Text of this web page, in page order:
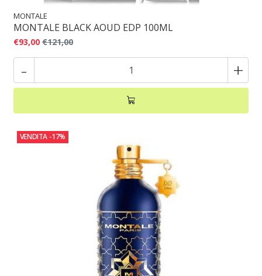
MONTALE
MONTALE BLACK AOUD EDP 100ML
€93,00 €121,00
- +
VENDITA -17%